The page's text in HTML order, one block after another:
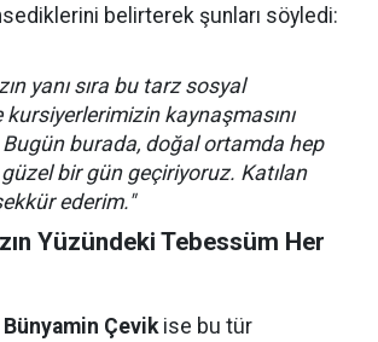
belirterek şunları söyledi:
yanı sıra bu tarz sosyal
kaynaşmasını
Bugün burada, doğal ortamda hep
bir gün geçiriyoruz. Katılan
ederim."
Yüzündeki Tebessüm Her
Bünyamin Çevikise bu tür